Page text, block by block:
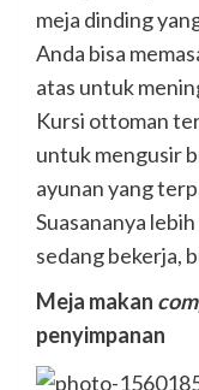
meja dinding
Anda bisa
atas untuk
Kursi ottoman
untuk mengusir
ayunan yang
Suasananya
sedang bekerja,
Meja makan
penyimpanan